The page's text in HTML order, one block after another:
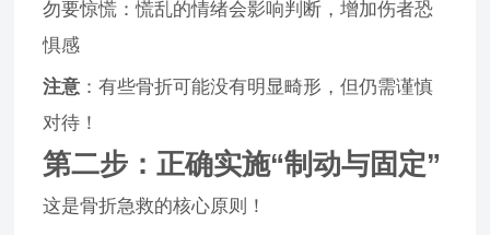
勿要惊慌：慌乱的情绪会影响判断，增加伤者恐
惧感
注意 ：有些骨折可能没有明显畸形，但仍需谨慎
对待！
第二步：正确实施“制动与固定”
这是骨折急救的核心原则！